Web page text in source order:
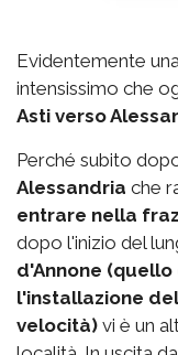
Evidentemente
intensissimo che
Asti verso
Perché subito
Alessandria che
entrare nella
dopo l'inizio del
d'Annone
l'installazione
velocità) vi è un